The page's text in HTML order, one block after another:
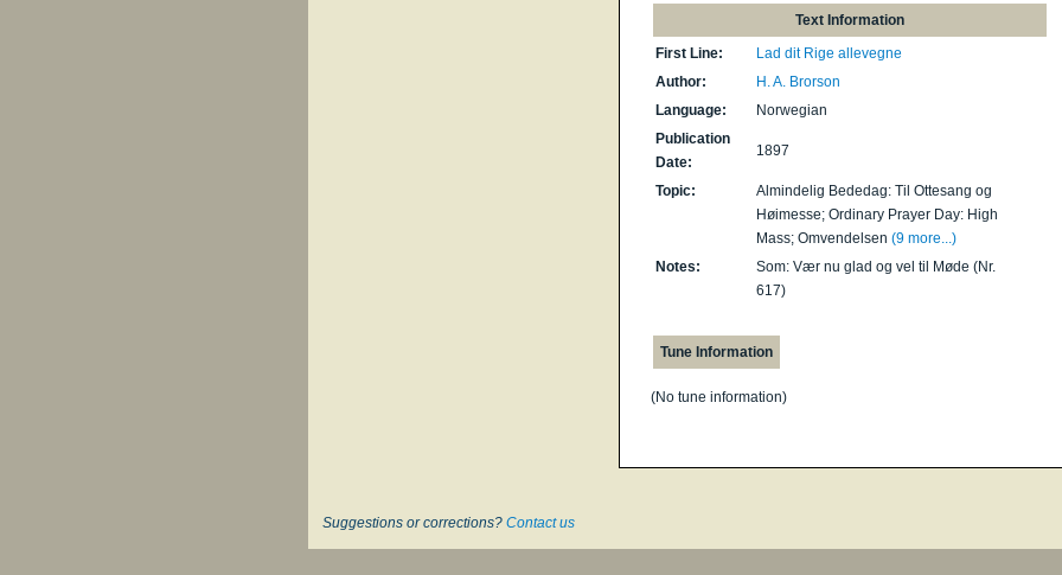
Text Information
First Line:
Lad dit Rige allevegne
Author:
H. A. Brorson
Language:
Norwegian
Publication
Date:
1897
Topic:
Almindelig Bededag: Til Ottesang og
Høimesse; Ordinary Prayer Day: High
Mass; Omvendelsen (9 more...)
Notes:
Som: Vær nu glad og vel til Møde (Nr.
617)
Tune Information
(No tune information)
Suggestions or corrections? Contact us